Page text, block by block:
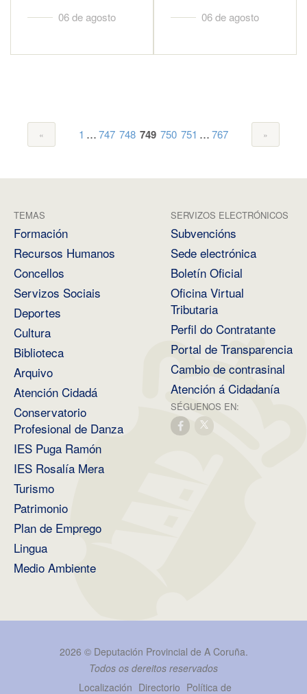
06 de agosto 06 de agosto
1 ...747 748 749 750 751 ...767
TEMAS
Formación
Recursos Humanos
Concellos
Servizos Sociais
Deportes
Cultura
Biblioteca
Arquivo
Atención Cidadá
Conservatorio
Profesional de Danza
IES Puga Ramón
IES Rosalía Mera
Turismo
Patrimonio
Plan de Emprego
Lingua
Medio Ambiente
SERVIZOS ELECTRÓNICOS
Subvencións
Sede electrónica
Boletín Oficial
Oficina Virtual
Tributaria
Perfil do Contratante
Portal de Transparencia
Cambio de contrasinal
Atención á Cidadanía
SÉGUENOS EN:
2026 © Deputación Provincial de A Coruña.
Todos os dereitos reservados
Localización Directorio Política de